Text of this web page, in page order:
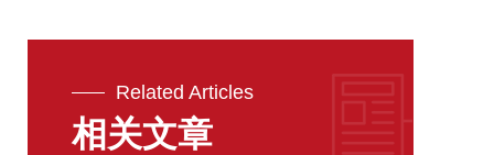
Related Articles
相关文章